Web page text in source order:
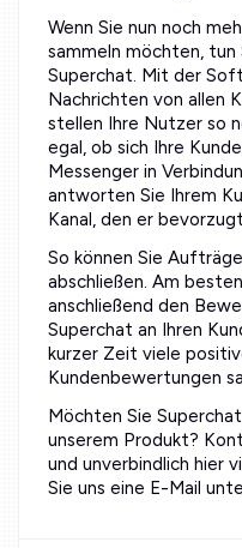
Wenn Sie nun noch
sammeln möchten,
Superchat. Mit der
Nachrichten von allen
stellen Ihre Nutzer so
egal, ob sich Ihre
Messenger in
antworten Sie Ihrem
Kanal, den er
So können Sie
abschließen. Am
anschließend den
Superchat an Ihren
kurzer Zeit viele
Kundenbewertungen
Möchten Sie
unserem Produkt?
und unverbindlich hier
Sie uns eine E-Mail